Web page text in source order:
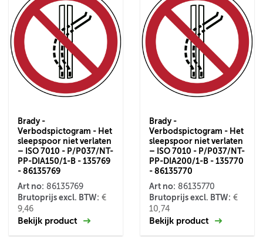
Brady -
Verbodspictogram - Het
sleepspoor niet verlaten
– ISO 7010 - P/P037/NT-
PP-DIA150/1-B - 135769
- 86135769
Art no: 86135769
Brutoprijs excl. BTW: €
9,46
Bekijk product
Brady -
Verbodspictogram - Het
sleepspoor niet verlaten
– ISO 7010 - P/P037/NT-
PP-DIA200/1-B - 135770
- 86135770
Art no: 86135770
Brutoprijs excl. BTW: €
10,74
Bekijk product